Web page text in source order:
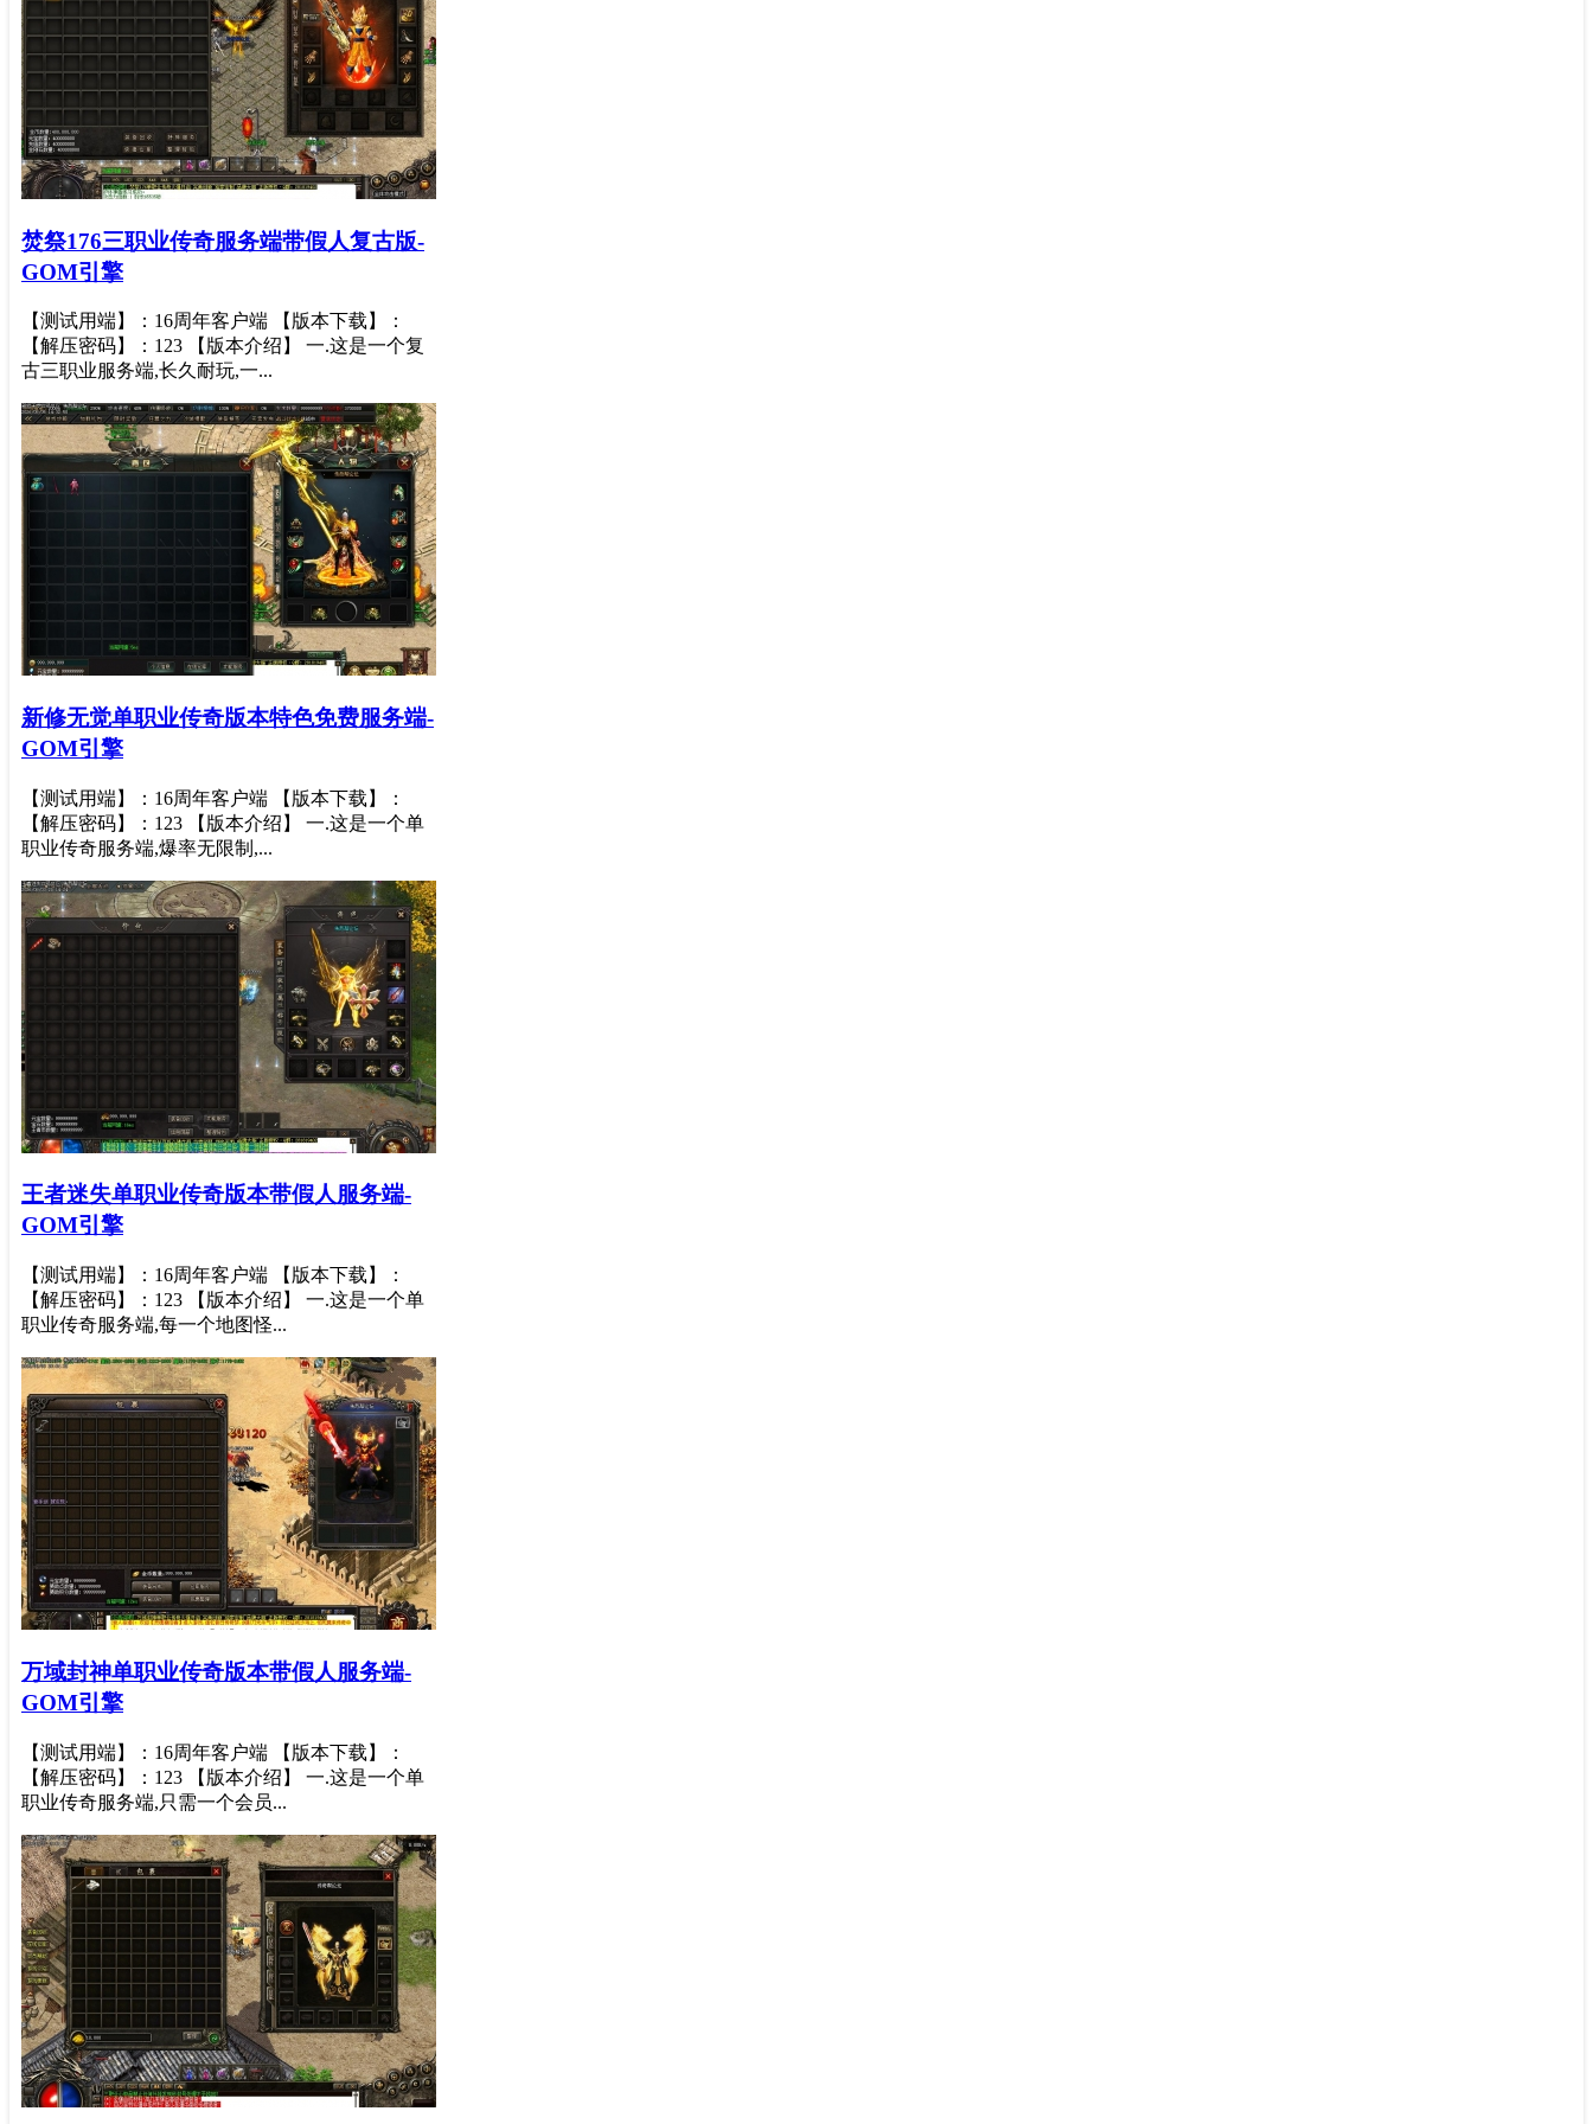
焚祭176三职业传奇服务端带假人复古版-
GOM引擎
【测试用端】：16周年客户端 【版本下载】：
【解压密码】：123 【版本介绍】 一.这是一个复
古三职业服务端,长久耐玩,一...
新修无觉单职业传奇版本特色免费服务端-
GOM引擎
【测试用端】：16周年客户端 【版本下载】：
【解压密码】：123 【版本介绍】 一.这是一个单
职业传奇服务端,爆率无限制,...
王者迷失单职业传奇版本带假人服务端-
GOM引擎
【测试用端】：16周年客户端 【版本下载】：
【解压密码】：123 【版本介绍】 一.这是一个单
职业传奇服务端,每一个地图怪...
万域封神单职业传奇版本带假人服务端-
GOM引擎
【测试用端】：16周年客户端 【版本下载】：
【解压密码】：123 【版本介绍】 一.这是一个单
职业传奇服务端,只需一个会员...